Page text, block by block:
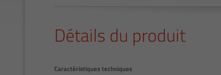
Détails du produit
Caractéristiques techniques